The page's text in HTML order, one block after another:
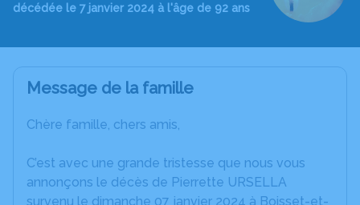
décédée le 7 janvier 2024 à l'âge de 92 ans
Message de la famille
Chère famille, chers amis,
C’est avec une grande tristesse que nous vous
annonçons le décès de Pierrette URSELLA
survenu le dimanche 07 janvier 2024 à Boisset-et-